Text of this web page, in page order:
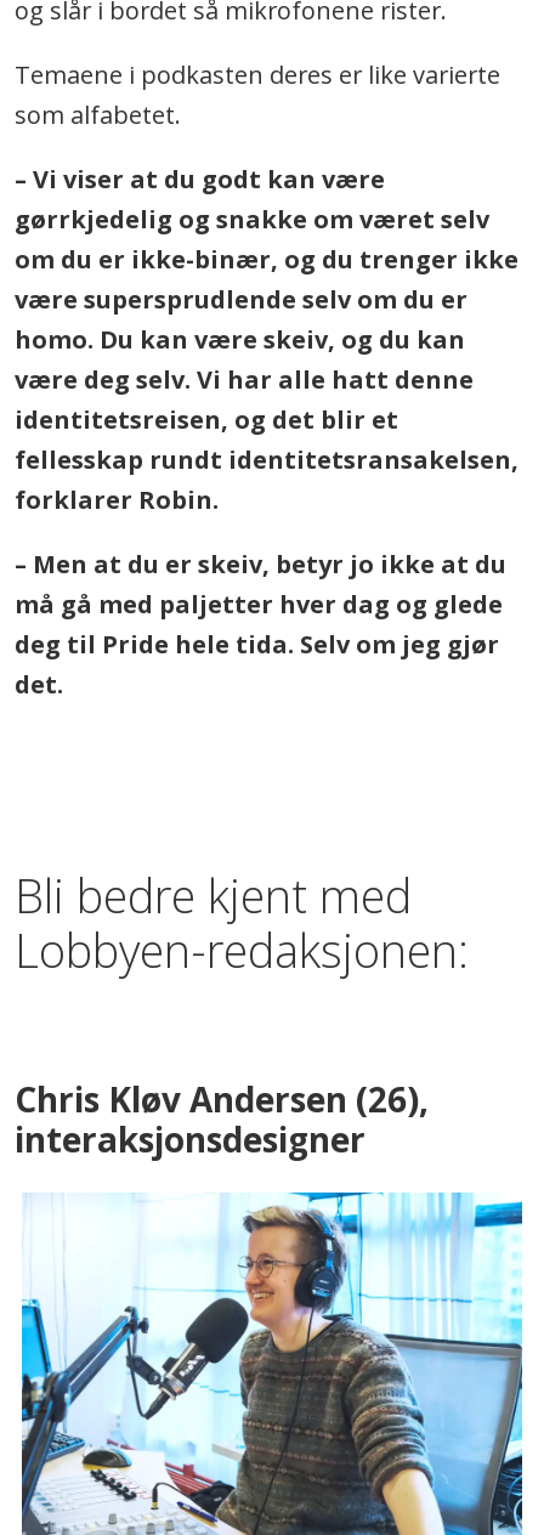
og slår i bordet så mikrofonene rister.
Temaene i podkasten deres er like varierte
som alfabetet.
– Vi viser at du godt kan være
gørrkjedelig og snakke om været selv
om du er ikke-binær, og du trenger ikke
være supersprudlende selv om du er
homo. Du kan være skeiv, og du kan
være deg selv. Vi har alle hatt denne
identitetsreisen, og det blir et
fellesskap rundt identitetsransakelsen,
forklarer Robin.
– Men at du er skeiv, betyr jo ikke at du
må gå med paljetter hver dag og glede
deg til Pride hele tida. Selv om jeg gjør
det.
Bli bedre kjent med
Lobbyen-redaksjonen:
Chris Kløv Andersen (26),
interaksjonsdesigner